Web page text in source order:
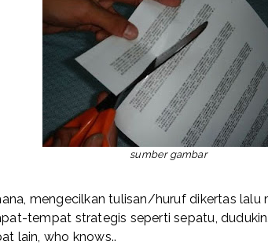
sumber gambar
mengecilkan tulisan/huruf dikertas lalu
tempat strategis seperti sepatu,
lain, who knows..